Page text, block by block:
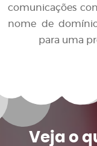
comunicações
nome de
para uma
Veja o